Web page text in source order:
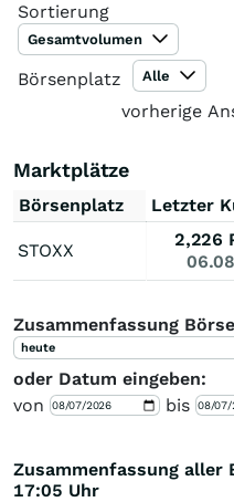
Sortierung
Gesamtvolumen
Börsenplatz Alle
vorherige
Marktplätze
Börsenplatz Letzter
STOXX
2,226
Zusammenfassung
heute
oder Datum eingeben:
von
bis
Zusammenfassung aller
17:05 Uhr